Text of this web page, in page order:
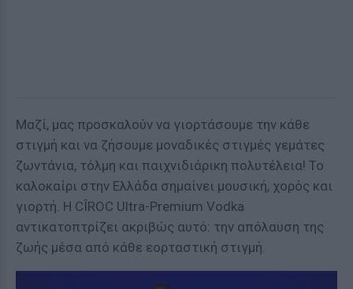
Μαζί, μας προσκαλούν να γιορτάσουμε την κάθε
στιγμή και να ζήσουμε μοναδικές στιγμές γεμάτες
ζωντάνια, τόλμη και παιχνιδιάρικη πολυτέλεια! Το
καλοκαίρι στην Ελλάδα σημαίνει μουσική, χορός και
γιορτή. Η CÎROC Ultra-Premium Vodka
αντικατοπτρίζει ακριβώς αυτό: την απόλαυση της
ζωής μέσα από κάθε εορταστική στιγμή.